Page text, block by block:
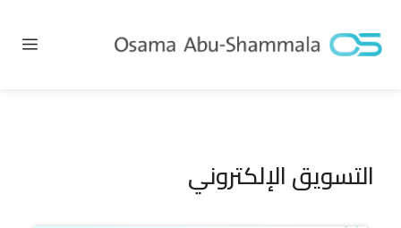
المحتوى
التسويق الإلكتروني